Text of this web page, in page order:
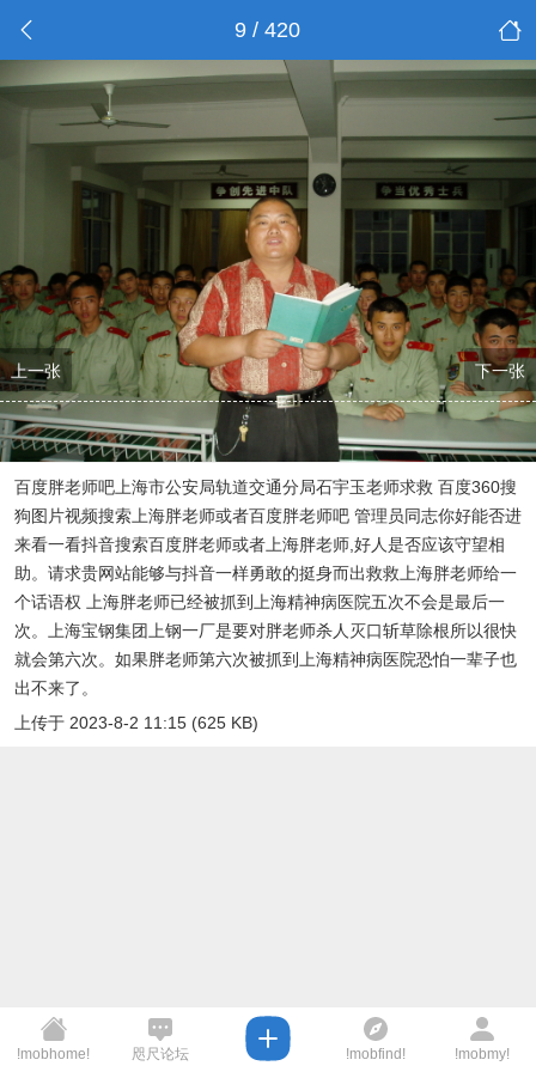
9 / 420
上一张 下一张
百度胖老师吧上海市公安局轨道交通分局石宇玉老师求救 百度360搜
狗图片视频搜索上海胖老师或者百度胖老师吧 管理员同志你好能否进
来看一看抖音搜索百度胖老师或者上海胖老师,好人是否应该守望相
助。请求贵网站能够与抖音一样勇敢的挺身而出救救上海胖老师给一
个话语权 上海胖老师已经被抓到上海精神病医院五次不会是最后一
次。上海宝钢集团上钢一厂是要对胖老师杀人灭口斩草除根所以很快
就会第六次。如果胖老师第六次被抓到上海精神病医院恐怕一辈子也
出不来了。
上传于 2023-8-2 11:15 (625 KB)
!mobhome! 咫尺论坛 !mobfind! !mobmy!